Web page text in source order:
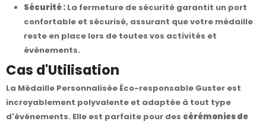
Sécurité : La fermeture de sécurité garantit un port
confortable et sécurisé, assurant que votre médaille
reste en place lors de toutes vos activités et
événements.
Cas d'Utilisation
La Médaille Personnalisée Éco-responsable Guster est
incroyablement polyvalente et adaptée à tout type
d'événements. Elle est parfaite pour des cérémonies de